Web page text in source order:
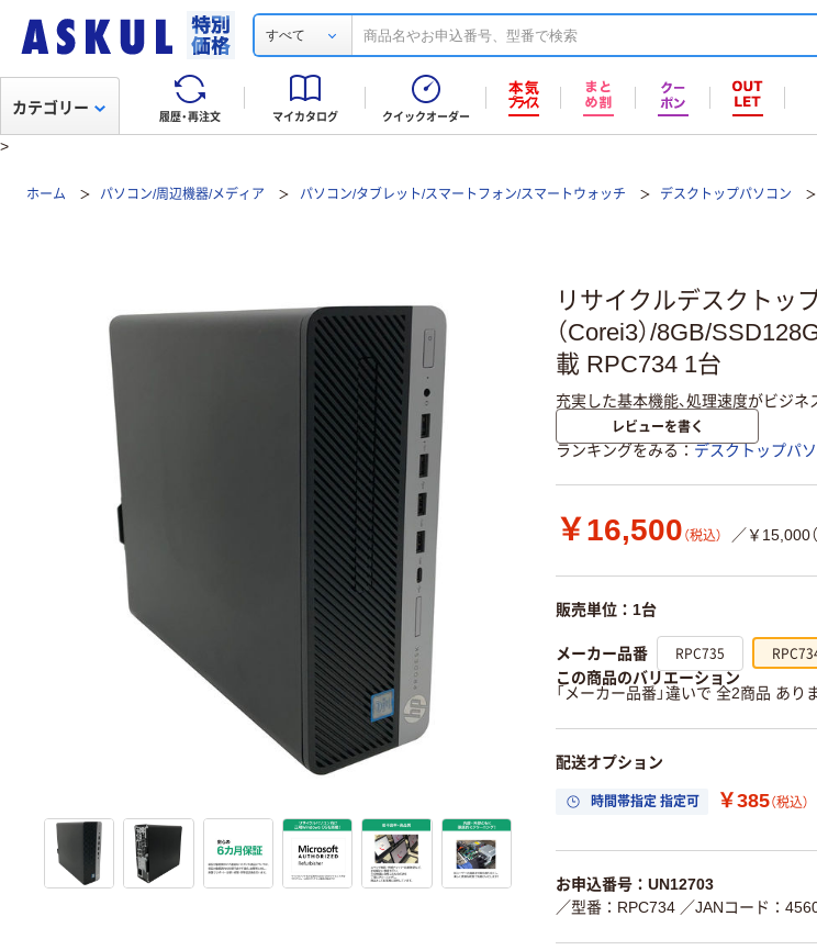
すべて
履歴・再注文 マイカタログ クイックオーダー
カテゴリー
>
ホーム パソコン/周辺機器/メディア パソコン/タブレット/スマートフォン/スマートウォッチ デスクトップパソコン
リサイクルデスクトッ
（Corei3）/8GB/
載 RPC734 1台
充実した基本機能、処理速度がビジネ
レビューを書く
ランキングをみる デスクトップパ
￥16,500 （税込） ／￥15,000
販売単位：1台
メーカー品番 RPC735
この商品のバリエーション
「メーカー品番」違いで 全2商品 あり
配送オプション
時間帯指定 指定可 ￥385（税込）
お申込番号：UN12703
／型番：RPC734 ／JANコード：